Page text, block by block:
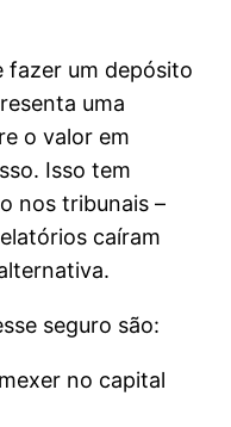
fazer um depósito
uma
o valor em
Isso tem
nos tribunais –
caíram
seguro são:
no capital